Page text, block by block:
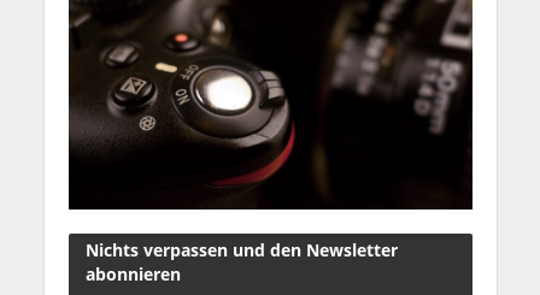
Nichts verpassen und den Newsletter
abonnieren